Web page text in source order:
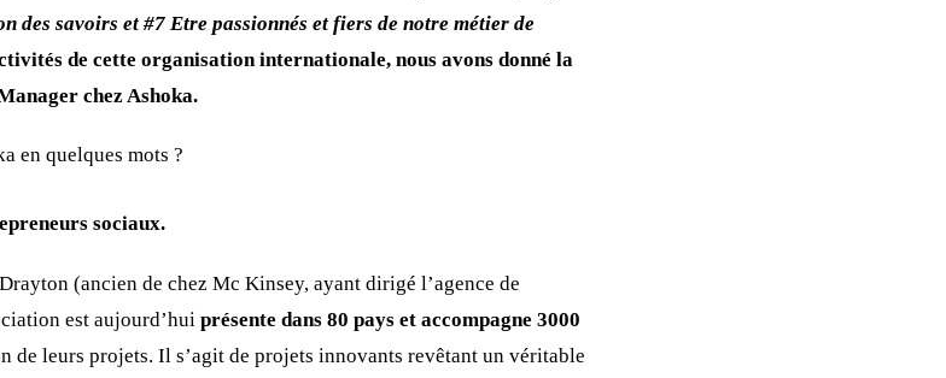
des savoirs et #7 Etre passionnés et fiers de notre métier de
de cette organisation internationale, nous avons donné la
chez Ashoka.
en quelques mots ?
sociaux.
(ancien de chez Mc Kinsey, ayant dirigé l’agence de
est aujourd’hui présente dans 80 pays et accompagne 3000
de leurs projets. Il s’agit de projets innovants revêtant un véritable